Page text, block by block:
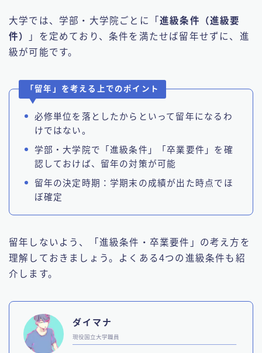
大学では、学部・大学院ごとに「 進級条件（進級要
件）
」を定めており、条件を満たせば留年せずに、進
級が可能です。
「留年」を考える上でのポイント
必修単位を落としたからといって留年になるわ
けではない。
学部・大学院で「進級条件」「卒業要件」を確
認しておけば、留年の対策が可能
留年の決定時期：学期末の成績が出た時点でほ
ぼ確定
留年しないよう、「進級条件・卒業要件」の考え方を
理解しておきましょう。よくある4つの進級条件も紹
介します。
ダイマナ
現役国立大学職員